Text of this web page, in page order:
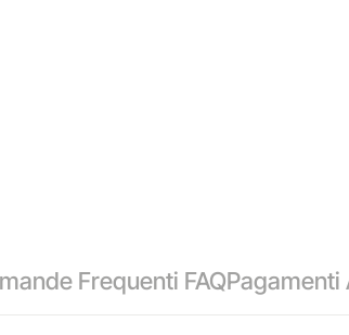
Frequenti FAQPagamenti